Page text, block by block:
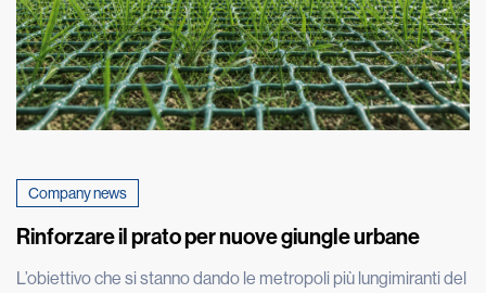
Company news
Rinforzare il prato per nuove giungle urbane
L’obiettivo che si stanno dando le metropoli più lungimiranti del